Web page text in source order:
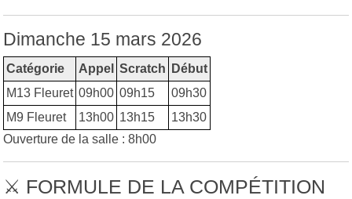
Dimanche 15 mars 2026
Catégorie Appel Scratch
Début
M13 Fleuret 09h00 09h15
09h30
M9 Fleuret
13h00 13h15
13h30
Ouverture de la salle : 8h00
⚔️ FORMULE DE LA COMPÉTITION